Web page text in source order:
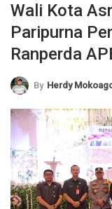
Wali Kota
Paripurna
Ranperda
By Herdy